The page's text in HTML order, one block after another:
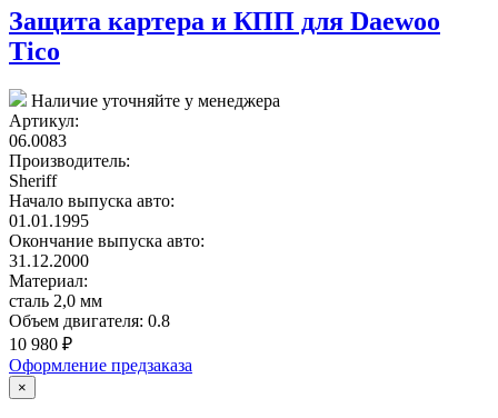
Защита картера и КПП для Daewoo
Tico
Наличие уточняйте у менеджера
Артикул:
06.0083
Производитель:
Sheriff
Начало выпуска авто:
01.01.1995
Окончание выпуска авто:
31.12.2000
Материал:
сталь 2,0 мм
Объем двигателя: 0.8
10 980 ₽
Оформление предзаказа
×